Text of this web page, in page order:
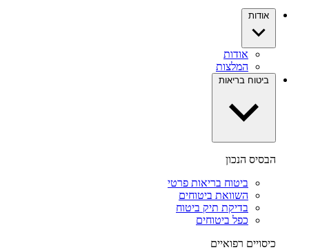
אודות
אודות
המלצות
ביטוח בריאות
הבסיס הנכון
ביטוח בריאות פרטי
השוואת ביטוחים
בדיקת תיק ביטוח
כפל ביטוחים
כיסויים רפואיים